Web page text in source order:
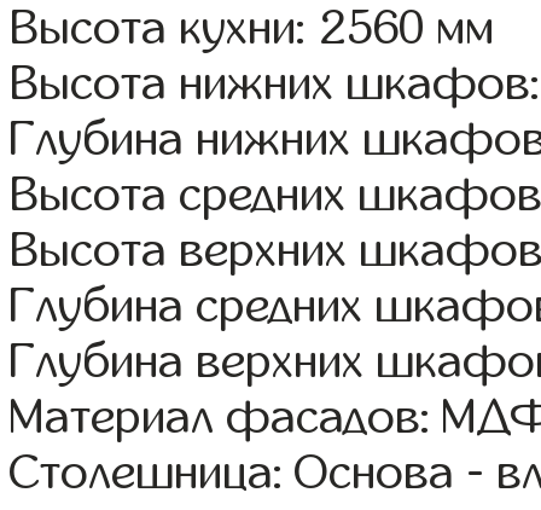
Высота кухни: 2560 мм
Высота нижних
Глубина нижних
Высота средних
Высота верхних
Глубина средних
Глубина верхних
Материал фасадов:
Столешница: Основа -